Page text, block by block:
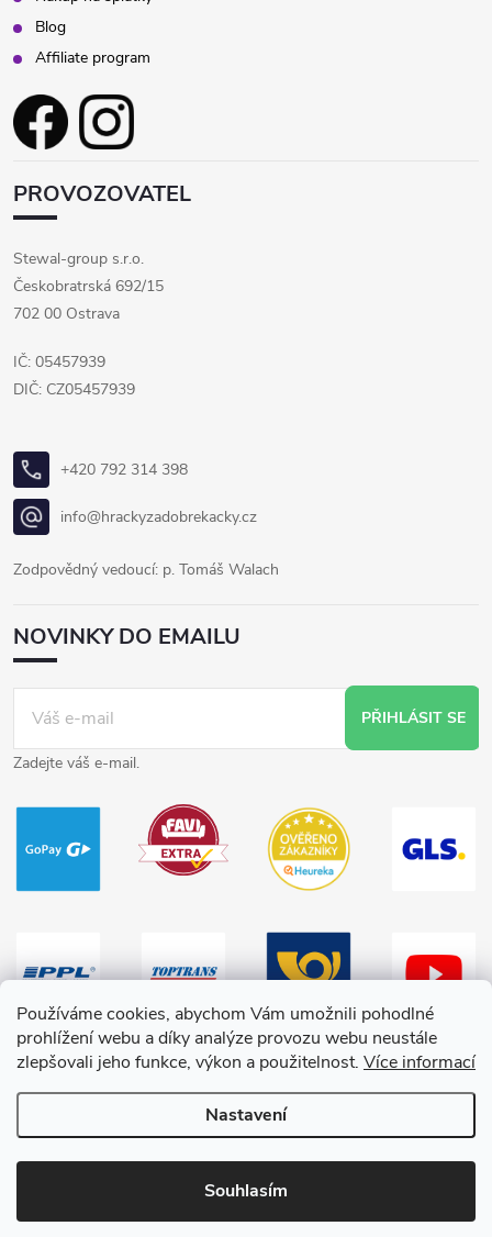
Používáme cookies, abychom Vám umožnili pohodlné
prohlížení webu a díky analýze provozu webu neustále
zlepšovali jeho funkce, výkon a použitelnost. Více informací
Nastavení
Souhlasím
Blog
Affiliate program
PROVOZOVATEL
Stewal-group s.r.o.
Českobratrská 692/15
702 00 Ostrava
IČ: 05457939
DIČ: CZ05457939
+420 792 314 398
info@hrackyzadobrekacky.cz
Zodpovědný vedoucí: p. Tomáš Walach
NOVINKY DO EMAILU
PŘIHLÁSIT SE
Zadejte váš e-mail.
Vytvořil Shoptet